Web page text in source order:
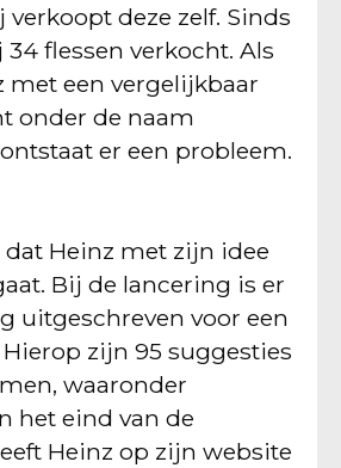
verkoopt deze zelf. Sinds
34 flessen verkocht. Als
met een vergelijkbaar
onder de naam
ontstaat er een probleem.
Heinz met zijn idee
Bij de lancering is er
uitgeschreven voor een
zijn 95 suggesties
waaronder
het eind van de
Heinz op zijn website